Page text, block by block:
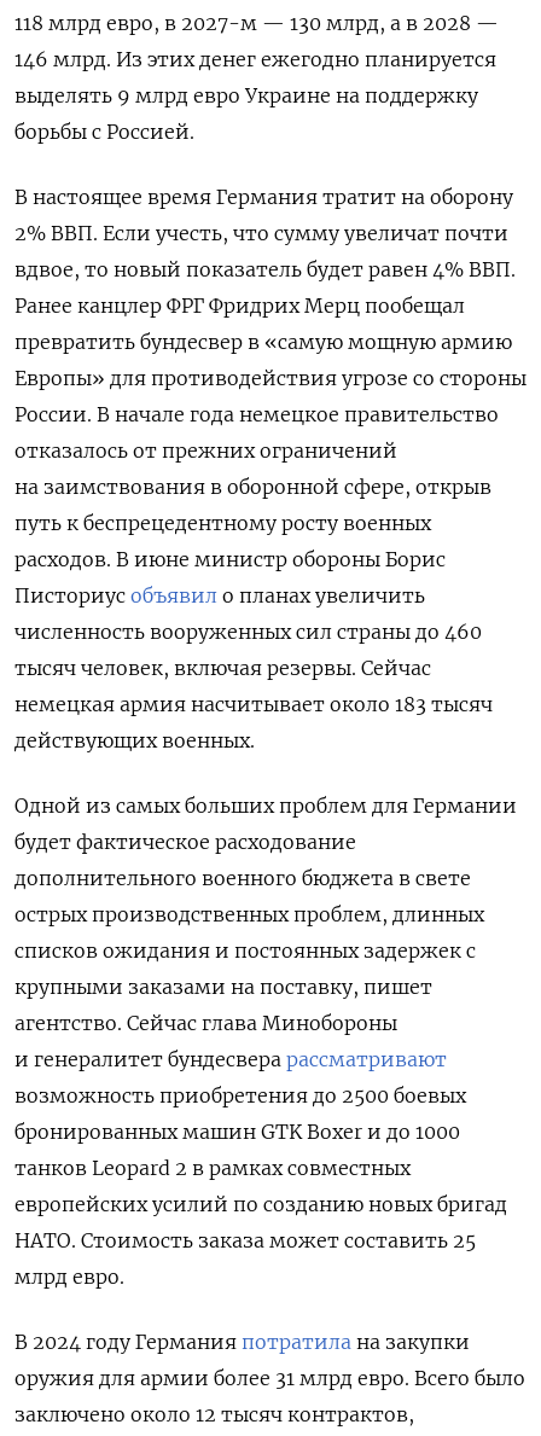
118 млрд евро, в 2027-м — 130 млрд, а в 2028 —
146 млрд. Из этих денег ежегодно планируется
выделять 9 млрд евро Украине на поддержку
борьбы с Россией.
В настоящее время Германия тратит на оборону
2% ВВП. Если учесть, что сумму увеличат почти
вдвое, то новый показатель будет равен 4% ВВП.
Ранее канцлер ФРГ Фридрих Мерц пообещал
превратить бундесвер в «самую мощную армию
Европы» для противодействия угрозе со стороны
России. В начале года немецкое правительство
отказалось от прежних ограничений
на заимствования в оборонной сфере, открыв
путь к беспрецедентному росту военных
расходов. В июне министр обороны Борис
Писториус объявил о планах увеличить
численность вооруженных сил страны до 460
тысяч человек, включая резервы. Сейчас
немецкая армия насчитывает около 183 тысяч
действующих военных.
Одной из самых больших проблем для Германии
будет фактическое расходование
дополнительного военного бюджета в свете
острых производственных проблем, длинных
списков ожидания и постоянных задержек с
крупными заказами на поставку, пишет
агентство. Сейчас глава Минобороны
и генералитет бундесвера рассматривают
возможность приобретения до 2500 боевых
бронированныхмашин GTK Boxer и до 1000
танков Leopard 2 в рамках совместных
европейских усилий по созданию новых бригад
НАТО. Стоимость заказа может составить 25
млрд евро.
В 2024 году Германия потратила на закупки
оружия для армии более 31 млрд евро. Всего было
заключено около 12 тысяч контрактов,